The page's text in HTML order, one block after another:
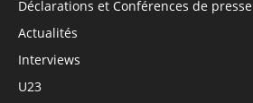
Déclarations et Conférences de presse
Actualités
Interviews
U23